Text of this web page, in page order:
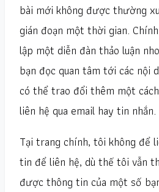
bài mới không được thường
gián đoạn một thời gian.
lập một diễn đàn thảo luận
bạn đọc quan tâm tới các nội
có thể trao đổi thêm một
liên hệ qua email hay tin nhắn.
Tại trang chính, tôi không để
tin để liên hệ, dù thế tôi vẫn
được thông tin của một số